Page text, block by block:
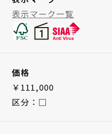
表示マーク一覧
価格
￥111,000
区分：□